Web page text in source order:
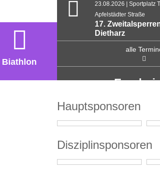
Biathlon
23.08.2026 | Sportplatz
Apfelstädter Straße
17.
Dietharz
alle
Hauptsponsoren
Disziplinsponsoren